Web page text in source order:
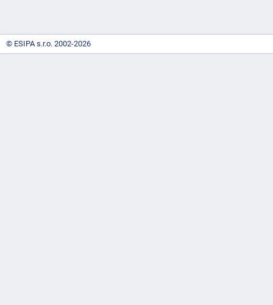
© ESIPA s.r.o. 2002-2026